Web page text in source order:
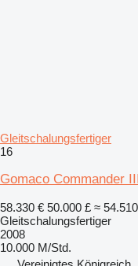
Gleitschalungsfertiger
16
Gomaco Commander
58.330 € 50.000 £ ≈
Gleitschalungsfertiger
2008
10.000 M/Std.